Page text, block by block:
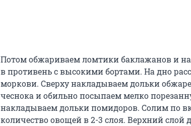
Потом обжариваем ломтики баклажанов и
в противень с высокими бортами. На дно
моркови. Сверху накладываем дольки
чеснока и обильно посыпаем мелко
накладываем дольки помидоров. Солим по
количество овощей в 2-3 слоя. Верхний слой